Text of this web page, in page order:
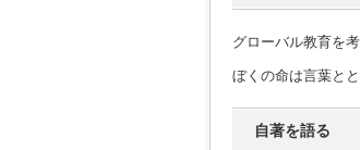
グローバル教育を
ぼくの命は言葉と
自著を語る